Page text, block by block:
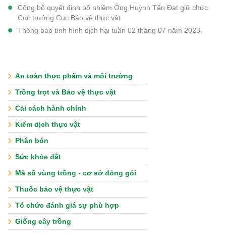
Công bố quyết định bổ nhiệm Ông Huỳnh Tấn Đạt giữ chức
Cục trưởng Cục Bảo vệ thực vật
Thông báo tình hình dịch hại tuần 02 tháng 07 năm 2023
An toàn thực phẩm và môi trường
Trồng trọt và Bảo vệ thực vật
Cải cách hành chính
Kiểm dịch thực vật
Phân bón
Sức khỏe đất
Mã số vùng trồng - cơ sở đóng gói
Thuốc bảo vệ thực vật
Tổ chức đánh giá sự phù hợp
Giống cây trồng